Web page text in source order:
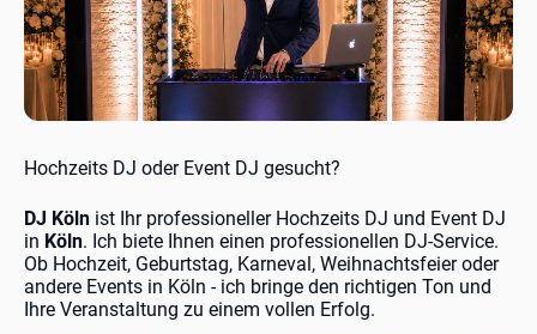
Hochzeits DJ oder Event DJ gesucht?
DJ Köln ist Ihr professioneller Hochzeits DJ und Event DJ
in Köln. Ich biete Ihnen einen professionellen DJ-Service.
Ob Hochzeit, Geburtstag, Karneval, Weihnachtsfeier oder
andere Events in Köln - ich bringe den richtigen Ton und
Ihre Veranstaltung zu einem vollen Erfolg.